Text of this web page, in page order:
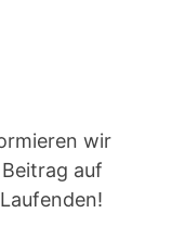
wir
auf